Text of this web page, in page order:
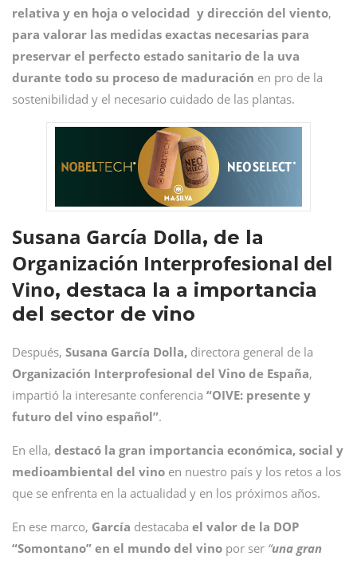
relativa y en hoja o velocidad y dirección del viento,
para valorar las medidas exactas necesarias para
preservar el perfecto estado sanitario de la uva
durante todo su proceso de maduración en pro de la
sostenibilidad y el necesario cuidado de las plantas.
Susana García Dolla, de la
Organización Interprofesional del
Vino, destaca la a importancia
del sector de vino
Después, Susana García Dolla, directora general de la
Organización Interprofesional del Vino de España,
impartió la interesante conferencia “OIVE: presente y
futuro del vino español”.
En ella, destacó la gran importancia económica, social y
medioambiental del vino en nuestro país y los retos a los
que se enfrenta en la actualidad y en los próximos años.
En ese marco, García destacaba el valor de la DOP
“Somontano” en el mundo del vino por ser “una gran